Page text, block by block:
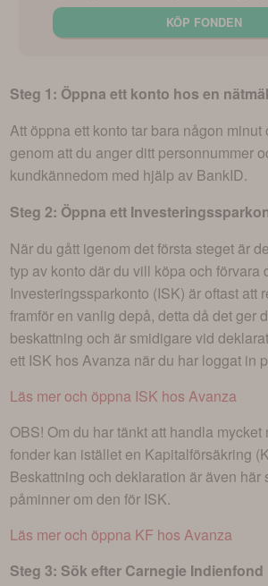
KÖP FONDEN
Steg 1: Öppna ett konto hos en
Att öppna ett konto tar bara någon
genom att du anger ditt personnummer
kundkännedom med hjälp av BankID.
Steg 2: Öppna ett
När du gått igenom det första steget är
typ av konto där du vill köpa och förvara
Investeringssparkonto (ISK) är oftast att
framför en vanlig depå, detta då det ger
beskattning och är smidigare vid
ett ISK hos Avanza när du har loggat in
Läs mer och öppna ISK hos Avanza
OBS! Om du har tänkt att handla mycket
fonder kan istället en Kapitalförsäkring
Beskattning och deklaration är även här
påminner om den för ISK.
Läs mer och öppna KF hos Avanza
Steg 3: Sök efter Carnegie Indienfond